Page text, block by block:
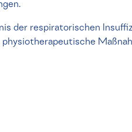
der respiratorischen